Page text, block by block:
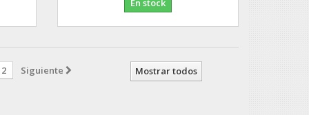
Mostrar todos
2 Siguiente